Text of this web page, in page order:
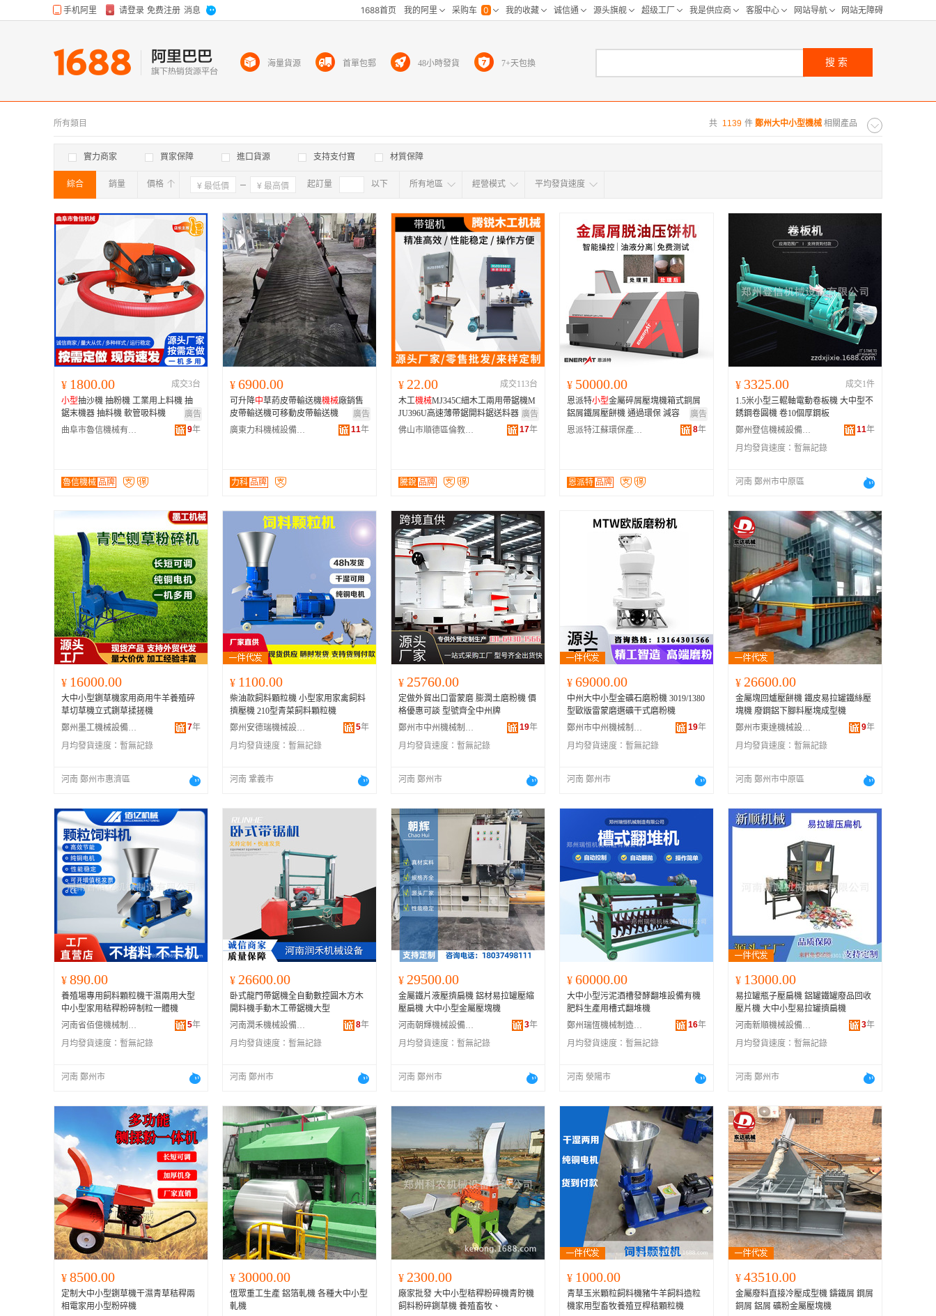
共 1139 件 鄭州大中小型機械 相關產品
所有類目
實力商家 買家保障 進口貨源 支持支付寶 材質保障
綜合 銷量 價格 確定 起訂量 以下
確定 所有地區
所有地区
江浙沪 华中区 华北区
海外 北京 天津 重庆
广东 浙江 山东 河北
河南 福建 安徽 广西
山西 海南 吉林 黑龙江
青海 四川
贵州 西藏 澳门 台湾
經營模式 平均發貨速度
¥ 1800.00
成交3台
小型抽沙機 抽粉機 工業用上料機 抽
鋸末機器 抽料機 軟管吸料機
廣告
曲阜市魯信機械有限公司
9年
魯信機械 品牌
¥ 6900.00
可升降中草葯皮帶輸送機機械廠銷售
皮帶輸送機可移動皮帶輸送機
廣告
廣東力科機械設備有限公司
11年
力科 品牌
¥ 22.00
成交113台
木工機械MJ345C細木工兩用帶鋸機M
JU396U高速薄帶鋸開料鋸送料器 廣告
佛山市順德區倫教騰銳木工機械廠
17年
騰銳 品牌
¥ 50000.00
恩派特小型金屬碎屑壓塊機箱式銅屑
鋁屑鐵屑壓餅機 通過環保 減容
廣告
恩派特江蘇環保產業有限公司
8年
恩派特 品牌
¥ 3325.00
成交1件
1.5米小型三輥軸電動卷板機 大中型不
銹鋼卷圓機 卷10個厚鋼板
鄭州登信機械設備有限公司
11年
月均發貨速度： 暫無記錄
河南 鄭州市中原區
¥ 16000.00
大中小型鍘草機家用商用牛羊養殖碎
草切草機立式鍘草揉搓機
鄭州墨工機械設備有限公司
7年
月均發貨速度： 暫無記錄
河南 鄭州市惠濟區
¥ 1100.00
柴油款飼料顆粒機 小型家用家禽飼料
擠壓機 210型青菜飼料顆粒機
鄭州安德瑞機械設備有限公司
5年
月均發貨速度： 暫無記錄
河南 鞏義市
¥ 25760.00
定做外貿出口雷蒙磨 膨潤土磨粉機 價
格優惠可談 型號齊全中州牌
鄭州市中州機械制造有限公司
19年
月均發貨速度： 暫無記錄
河南 鄭州市
¥ 69000.00
中州大中小型金礦石磨粉機 3019/1380
型歐版雷蒙磨選礦干式磨粉機
鄭州市中州機械制造有限公司
19年
月均發貨速度： 暫無記錄
河南 鄭州市
¥ 26600.00
金屬塊回爐壓餅機 鐵皮易拉罐鐵絲壓
塊機 廢鋼鋁下腳料壓塊成型機
鄭州市東達機械設備有限公司
9年
月均發貨速度： 暫無記錄
河南 鄭州市中原區
¥ 890.00
養殖場專用飼料顆粒機干濕兩用大型
中小型家用秸稈粉碎制粒一體機
河南省佰億機械制造有限公司
5年
月均發貨速度： 暫無記錄
河南 鄭州市
¥ 26600.00
卧式龍門帶鋸機全自動數控圓木方木
開料機手動木工帶鋸機大型
河南潤禾機械設備有限公司
8年
月均發貨速度： 暫無記錄
河南 鄭州市
¥ 29500.00
金屬鐵片液壓擠扁機 鋁材易拉罐壓縮
壓扁機 大中小型金屬壓塊機
河南朝輝機械設備有限公司
3年
月均發貨速度： 暫無記錄
河南 鄭州市
¥ 60000.00
大中小型污泥酒槽發酵翻堆設備有機
肥料生產用槽式翻堆機
鄭州瑞恆機械制造有限公司
16年
月均發貨速度： 暫無記錄
河南 滎陽市
¥ 13000.00
易拉罐瓶子壓扁機 鋁罐鐵罐廢品回收
壓片機 大中小型易拉罐擠扁機
河南新順機械設備有限公司
3年
月均發貨速度： 暫無記錄
河南 鄭州市
¥ 8500.00
定制大中小型鍘草機干濕青草秸稈兩
相電家用小型粉碎機
¥ 30000.00
恆眾重工生產 鋁箔軋機 各種大中小型
軋機
¥ 2300.00
廠家批發 大中小型秸稈粉碎機青貯機
飼料粉碎鍘草機 養殖畜牧、
¥ 1000.00
青草玉米顆粒飼料機豬牛羊飼料造粒
機家用型畜牧養殖豆桿秸顆粒機
¥ 43510.00
金屬廢料直接冷壓成型機 鑄鐵屑 鋼屑
銅屑 鋁屑 礦粉金屬壓塊機
海量貨源 首單包郵 48小時發貨 7+天包換 搜索